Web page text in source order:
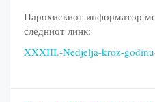
Парохискиот информатор
следниот линк:
XXXIII.-Nedjelja-kroz-